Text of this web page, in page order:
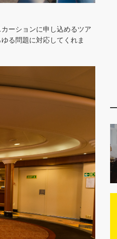
ーションに申し込めるツア
ゆる問題に対応してくれま